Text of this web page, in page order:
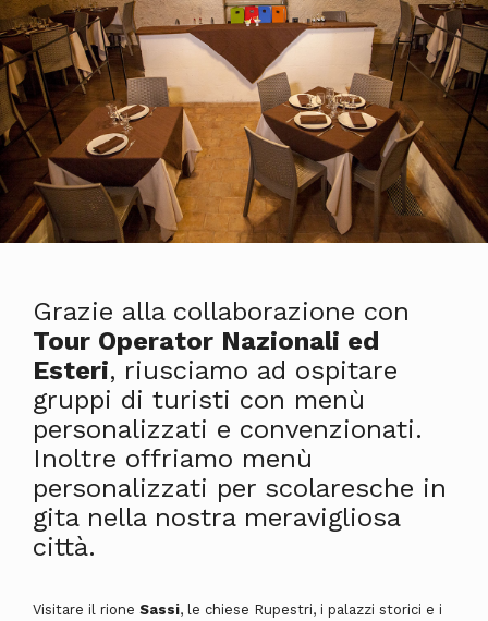
Grazie alla collaborazione con
Tour Operator Nazionali ed
Esteri, riusciamo ad ospitare
gruppi di turisti con menù
personalizzati e convenzionati.
Inoltre offriamo menù
personalizzati per scolaresche in
gita nella nostra meravigliosa
città.
Visitare il rione Sassi, le chiese Rupestri, i palazzi storici e i